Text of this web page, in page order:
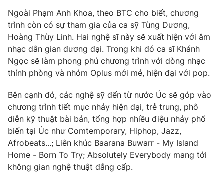
Ngoài Phạm Anh Khoa, theo BTC cho biết, chương
trình còn có sự tham gia của ca sỹ Tùng Dương,
Hoàng Thùy Linh. Hai nghệ sĩ này sẽ xuất hiện với âm
nhạc dân gian đương đại. Trong khi đó ca sĩ Khánh
Ngọc sẽ làm phong phú chương trình với dòng nhạc
thính phòng và nhóm Oplus mới mẻ, hiện đại với pop.
Bên cạnh đó, các nghệ sỹ đến từ nước Úc sẽ góp vào
chương trình tiết mục nhảy hiện đại, trẻ trung, phô
diễn kỹ thuật bài bản, tổng hợp nhiều điệu nhảy phổ
biến tại Úc như Comtemporary, Hiphop, Jazz,
Afrobeats...; Liên khúc Baarana Buwarr - My Island
Home - Born To Try; Absolutely Everybody mang tới
không gian nghệ thuật đẳng cấp.